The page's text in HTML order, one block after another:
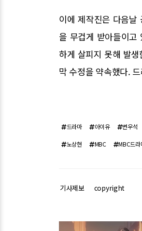
이에 제작진은 다음날
을 무겁게 받아들이
하게 살피지 못해 발
막 수정을 약속했다.
드라마 아이유 변우석
노상현 MBC MBC드라
기사제보 copyright
관련기사